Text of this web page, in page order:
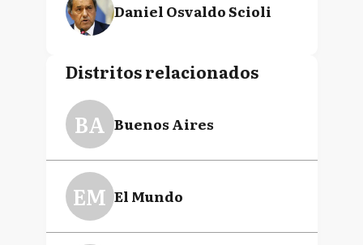
Daniel Osvaldo Scioli
Distritos relacionados
BA Buenos Aires
EM El Mundo